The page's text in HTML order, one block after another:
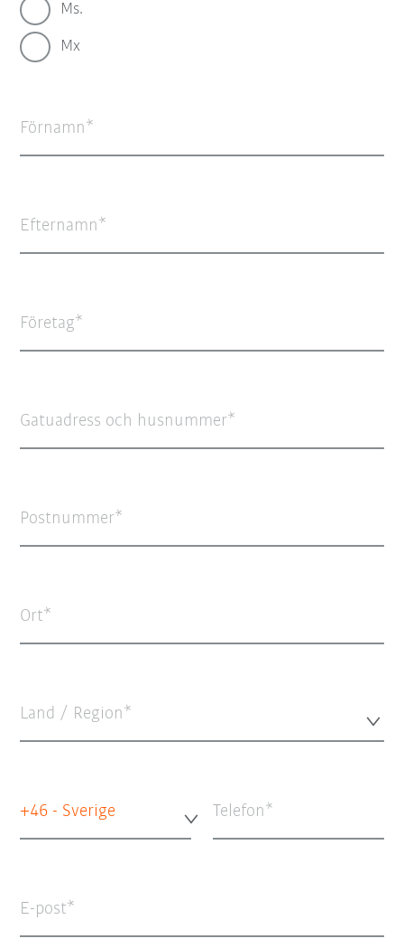
Ms.
Mx
Förnamn
Efternamn
Företag
Gatuadress och husnummer
Postnummer
Ort
Land / Region*
+46 - Sverige Telefon
E-post